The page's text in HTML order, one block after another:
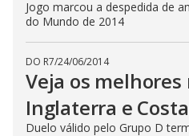
Jogo marcou a despedida de
do Mundo de 2014
DO R7/24/06/2014
Veja os
Inglaterra e
Duelo válido pelo Grupo D